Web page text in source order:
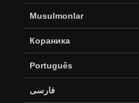
Musulmonlar
Кораника
Português
فارسی